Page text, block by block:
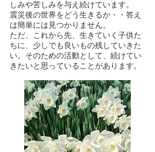
しみや苦しみを与え続けています。
震災後の世界をどう生きるか・・答え
は簡単には見つかりません。
ただ、これから先、生きていく子供た
ちに、少しでも良いもの残していきた
い。そのための活動として、続けてい
きたいと思っていることがあります。